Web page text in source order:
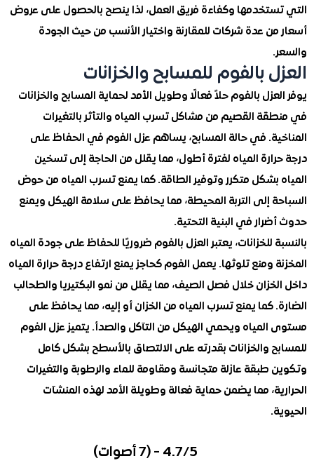
وكفاءة فريق العمل، لذا ينصح بالحصول على عروض
عدة شركات للمقارنة واختيار الأنسب من حيث الجودة
بالفوم للمسابح والخزانات
بالفوم حلاً فعالًا وطويل الأمد لحماية المسابح والخزانات
القصيم من مشاكل تسرب المياه والتأثر بالتغيرات
في حالة المسابح، يساهم عزل الفوم في الحفاظ على
المياه لفترة أطول، مما يقلل من الحاجة إلى تسخين
بشكل متكرر وتوفير الطاقة. كما يمنع تسرب المياه من حوض
إلى التربة المحيطة، مما يحافظ على سلامة الهيكل ويمنع
في البنية التحتية.
للخزانات، يعتبر العزل بالفوم ضروريًا للحفاظ على جودة المياه
ومنع تلوثها. يعمل الفوم كحاجز يمنع ارتفاع درجة حرارة المياه
خلال فصل الصيف، مما يقلل من نمو البكتيريا والطحالب
كما يمنع تسرب المياه من الخزان أو إليه، مما يحافظ على
ويحمي الهيكل من التآكل والصدأ. يتميز عزل الفوم
والخزانات بقدرته على الالتصاق بالأسطح بشكل كامل
طبقة عازلة متجانسة ومقاومة للماء والرطوبة والتغيرات
مما يضمن حماية فعالة وطويلة الأمد لهذه المنشآت